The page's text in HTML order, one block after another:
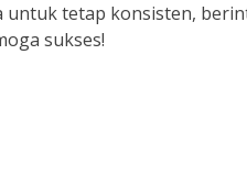
tetap konsisten,
sukses!